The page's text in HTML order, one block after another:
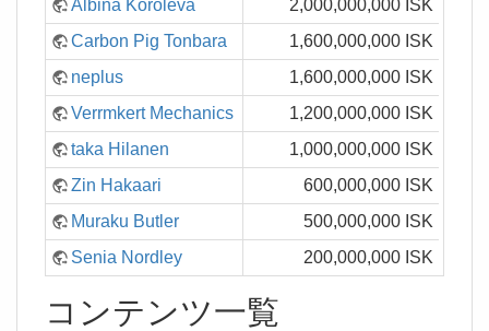
Albina Koroleva
2,000,000,000 ISK
Carbon Pig Tonbara
1,600,000,000 ISK
neplus
1,600,000,000 ISK
Verrmkert Mechanics
1,200,000,000 ISK
taka Hilanen
1,000,000,000 ISK
Zin Hakaari
600,000,000 ISK
Muraku Butler
500,000,000 ISK
Senia Nordley
200,000,000 ISK
コンテンツ一覧